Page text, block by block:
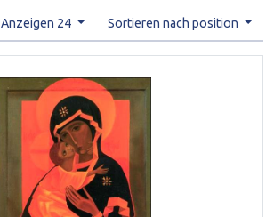
Anzeigen 24 Sortieren nach position